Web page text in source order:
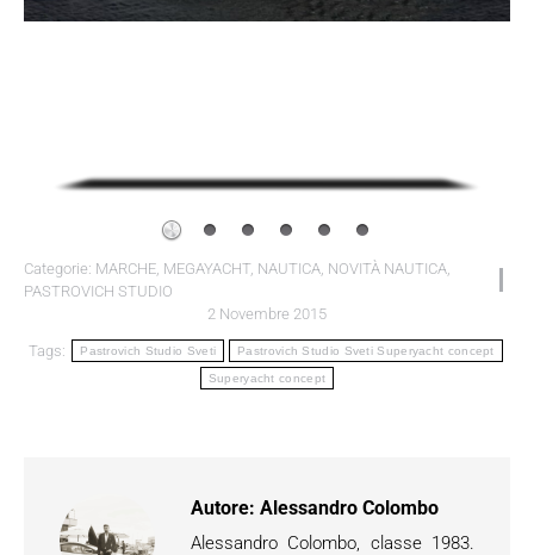
Categorie: MARCHE, MEGAYACHT, NAUTICA, NOVITÀ NAUTICA,
PASTROVICH STUDIO
2 Novembre 2015
Tags: Pastrovich Studio Sveti Pastrovich Studio Sveti Superyacht concept
Superyacht concept
Autore: Alessandro Colombo
Alessandro Colombo, classe 1983.